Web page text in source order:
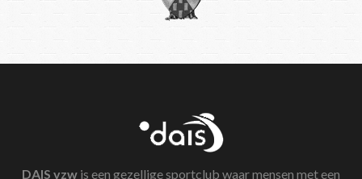
DAIS vzw is een gezellige sportclub waar mensen met een